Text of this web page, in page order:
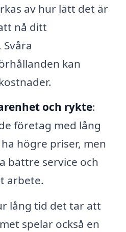
av hur lätt det är
nå ditt
kan
och rykte:
företag med lång
högre priser, men
bättre service och
arbete.
lång tid det tar att
spelar också en